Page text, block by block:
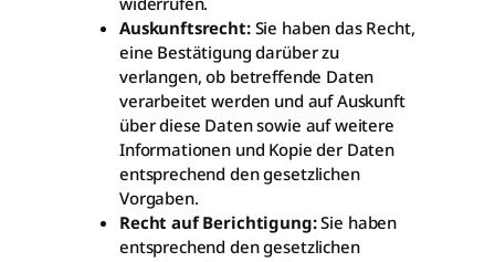
Auskunftsrecht:Sie haben das Recht,
eine Bestätigung darüber zu
verlangen, ob betreffende Daten
verarbeitet werden und auf Auskunft
über diese Daten sowie auf weitere
Informationen und Kopie der Daten
entsprechend den gesetzlichen
Vorgaben.
Recht auf Berichtigung:Sie haben
entsprechend den gesetzlichen